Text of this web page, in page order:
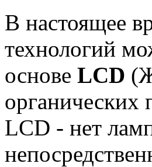
В настоящее
технологий
основе LCD
органических
LCD - нет